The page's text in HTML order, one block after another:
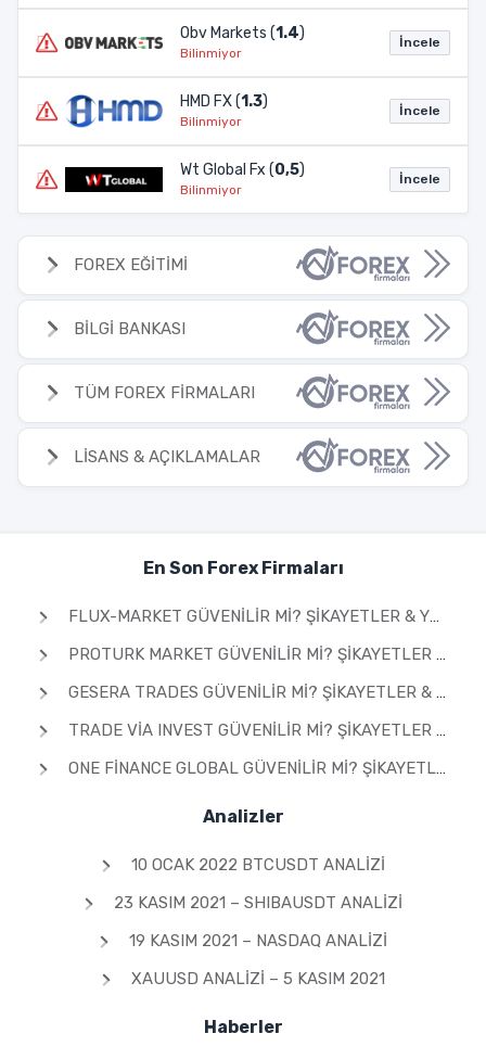
Obv Markets (1.4)
Bilinmiyor
İncele
HMD FX (1.3)
Bilinmiyor
İncele
Wt Global Fx (0,5)
Bilinmiyor
İncele
FOREX EĞİTİMİ
BİLGİ BANKASI
TÜM FOREX FİRMALARI
LİSANS & AÇIKLAMALAR
En Son Forex Firmaları
FLUX-MARKET GÜVENILIR MI? ŞIKAYETLER & YORUMLAR 2026
PROTURK MARKET GÜVENILIR MI? ŞIKAYETLER & YORUMLAR 2026
GESERA TRADES GÜVENILIR MI? ŞIKAYETLER & YORUMLAR 2026
TRADE VIA INVEST GÜVENILIR MI? ŞIKAYETLER & YORUMLAR 2026
ONE FINANCE GLOBAL GÜVENILIR MI? ŞIKAYETLER & YORUMLAR 2026
Analizler
10 OCAK 2022 BTCUSDT ANALIZI
23 KASIM 2021 – SHIBAUSDT ANALIZI
19 KASIM 2021 – NASDAQ ANALIZI
XAUUSD ANALIZI – 5 KASIM 2021
Haberler